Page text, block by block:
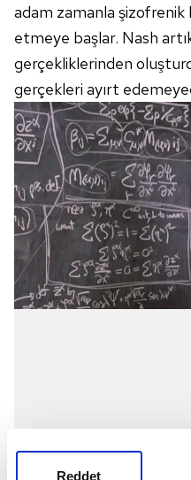
Reddet
adam zamanla
etmeye başlar. Nash
gerçekliklerinden
gerçekleri ayırt